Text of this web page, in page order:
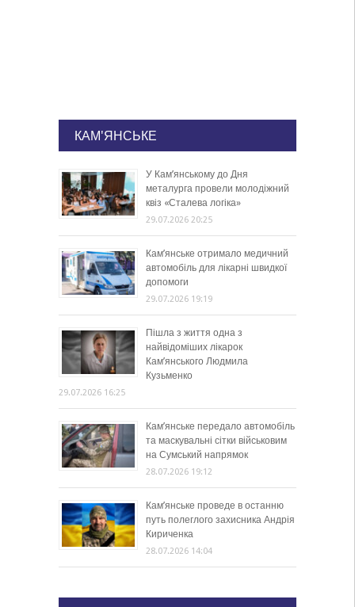
КАМ'ЯНСЬКЕ
У Кам’янському до Дня
металурга провели молодіжний
квіз «Сталева логіка»
29.07.2026 20:25
Кам’янське отримало медичний
автомобіль для лікарні швидкої
допомоги
29.07.2026 19:19
Пішла з життя одна з
найвідоміших лікарок
Кам’янського Людмила
Кузьменко
29.07.2026 16:25
Кам’янське передало автомобіль
та маскувальні сітки військовим
на Сумський напрямок
28.07.2026 19:12
Кам’янське проведе в останню
путь полеглого захисника Андрія
Кириченка
28.07.2026 14:04